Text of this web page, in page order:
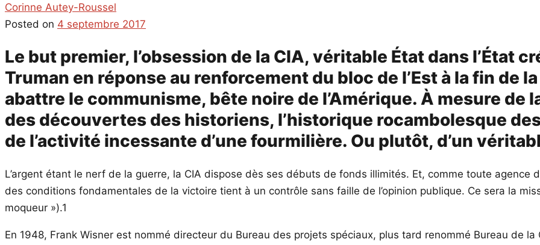
Corinne Autey-Roussel
Posted on 4 septembre 2017
Le but premier, l’obsession de la CIA, véritable État dans l’État
Truman en réponse au renforcement du bloc de l’Est à la fin de
abattre le communisme, bête noire de l’Amérique. À mesure de
des découvertes des historiens, l’historique rocambolesque
de l’activité incessante d’une fourmilière. Ou plutôt, d’un
L’argent étant le nerf de la guerre, la CIA dispose dès ses débuts de fonds illimités. Et, comme toute agence
des conditions fondamentales de la victoire tient à un contrôle sans faille de l’opinion publique. Ce sera la
moqueur »).1
En 1948, Frank Wisner est nommé directeur du Bureau des projets spéciaux, plus tard renommé Bureau de